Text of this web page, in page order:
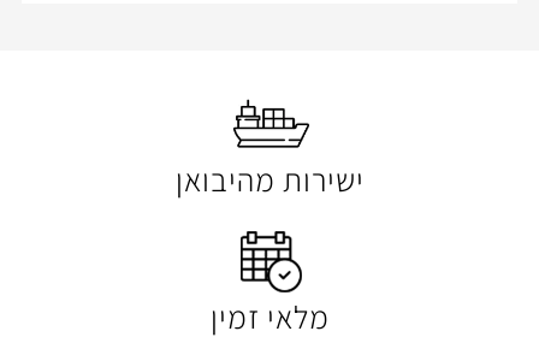
ישירות מהיבואן